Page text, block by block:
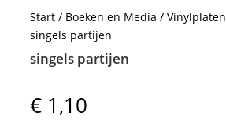
Start/ Boeken en Media /
singels partijen
singels partijen
€1,10